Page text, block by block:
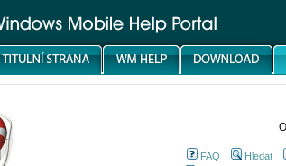
FAQ Hledat